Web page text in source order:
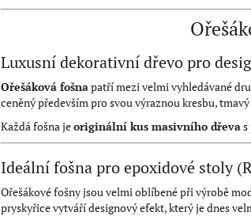
Luxusní dekorativní dřevo pro
Ořešáková fošnapatří mezi velmi vyhledávané
ceněný především pro svou výraznou kresbu,
Každá fošna jeoriginální kus masivního dřevas
Ideální fošna pro epoxidové stoly
Ořešákové fošny jsou velmi oblíbené při výrobě
pryskyřice vytváří designový efekt, který je dnes